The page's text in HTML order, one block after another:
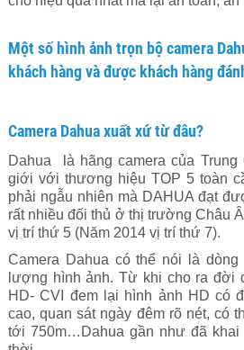
Một số hình ảnh trọn bộ camera
khách hàng và được khách hàng
Camera Dahua xuất xứ từ đâu?
Dahua là hãng camera của Trung
giới với thương hiệu TOP 5 toàn
phải ngẫu nhiên mà DAHUA đạt
rất nhiều đối thủ ở thị trường Châu
vị trí thứ 5 (Năm 2014 vị trí thứ 7).
Camera Dahua có thể nói là
lượng hình ảnh. Từ khi cho ra đời
HD- CVI đem lại hình ảnh HD có
cao, quan sát ngày đêm rõ nét, có
tới 750m…Dahua gần như đã khai